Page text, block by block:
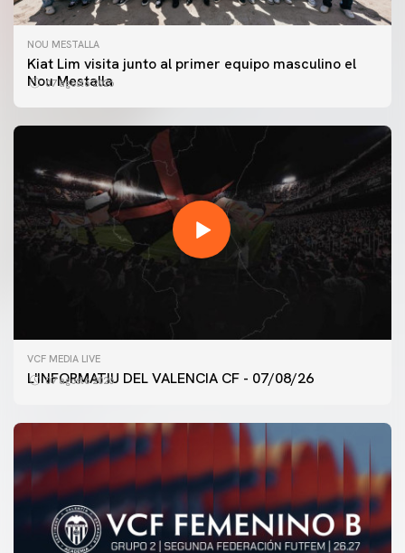
NOU MESTALLA
Kiat Lim visita junto al primer equipo masculino el
Nou Mestalla
07 agosto 2026
VCF MEDIA LIVE
L'INFORMATIU DEL VALENCIA CF - 07/08/26
07 agosto 2026